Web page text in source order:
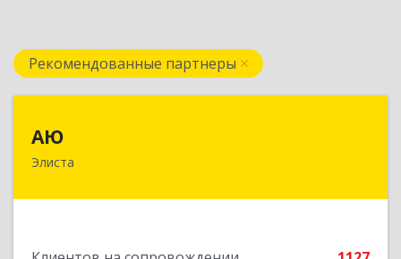
Рекомендованные партнеры
АЮ
Элиста
358009, Калмыкия Респ, Элиста г, А.С.Пушкина